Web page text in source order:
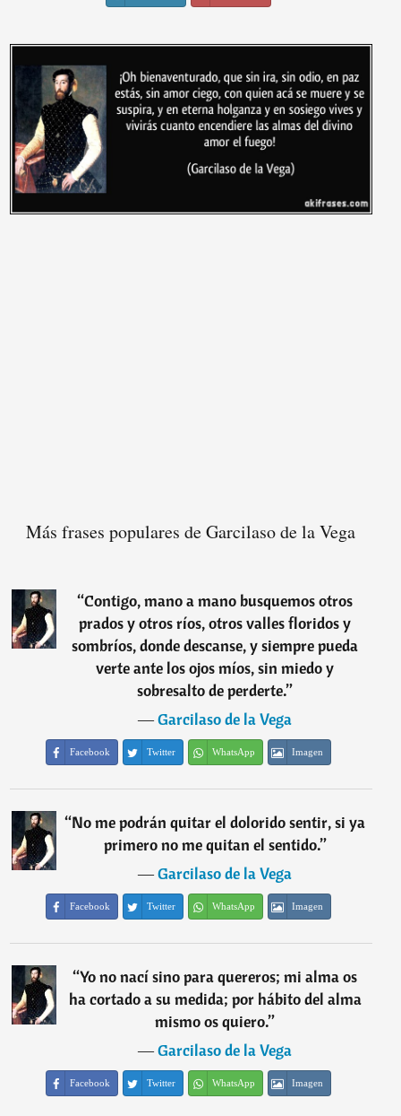
Más frases populares de Garcilaso de la Vega
“Contigo, mano a mano busquemos otros
prados y otros ríos, otros valles floridos y
sombríos, donde descanse, y siempre pueda
verte ante los ojos míos, sin miedo y
sobresalto de perderte.”
―Garcilaso de la Vega
Facebook Twitter WhatsApp Imagen
“No me podrán quitar el dolorido sentir, si ya
primero no me quitan el sentido.”
―Garcilaso de la Vega
Facebook Twitter WhatsApp Imagen
“Yo no nací sino para quereros; mi alma os
ha cortado a su medida; por hábito del alma
mismo os quiero.”
―Garcilaso de la Vega
Facebook Twitter WhatsApp Imagen